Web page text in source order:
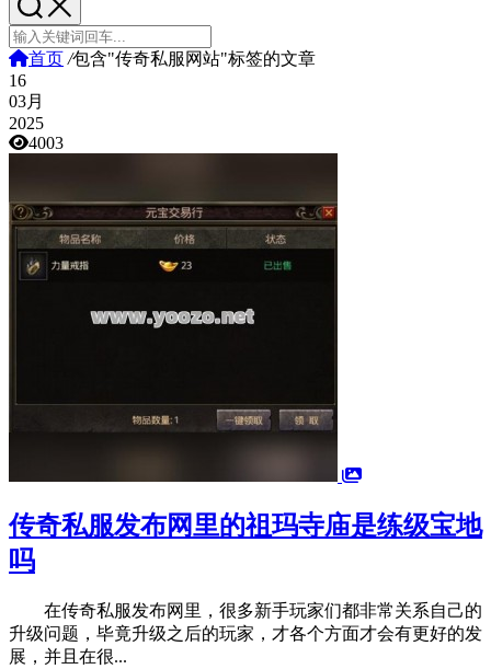
首页 /包含"传奇私服网站"标签的文章
16
03月
2025
4003
传奇私服发布网里的祖玛寺庙是练级宝地
吗
在传奇私服发布网里，很多新手玩家们都非常关系自己的
升级问题，毕竟升级之后的玩家，才各个方面才会有更好的发
展，并且在很...